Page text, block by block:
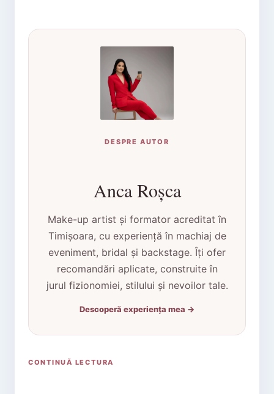
DESPRE AUTOR
Anca Roșca
Make-up artist și formator acreditat în
Timișoara, cu experiență în machiaj de
eveniment, bridal și backstage. Îți ofer
recomandări aplicate, construite în
jurul fizionomiei, stilului și nevoilor tale.
Descoperă experiența mea →
CONTINUĂ LECTURA